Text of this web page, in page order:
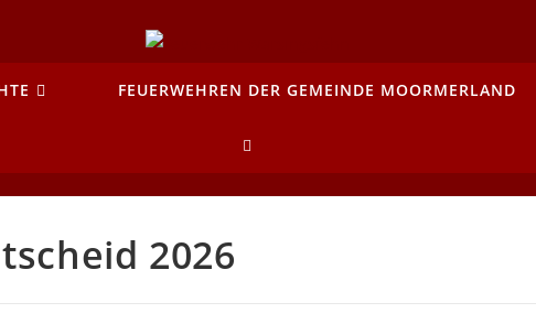
FEUERWEHREN DER GEMEINDE MOORMERLAND
WEBSITE-
SUCHE
2026